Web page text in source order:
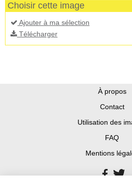
Choisir cette image
Ajouter à ma sélection
Télécharger
À propos
Contact
Utilisation des
FAQ
Mentions